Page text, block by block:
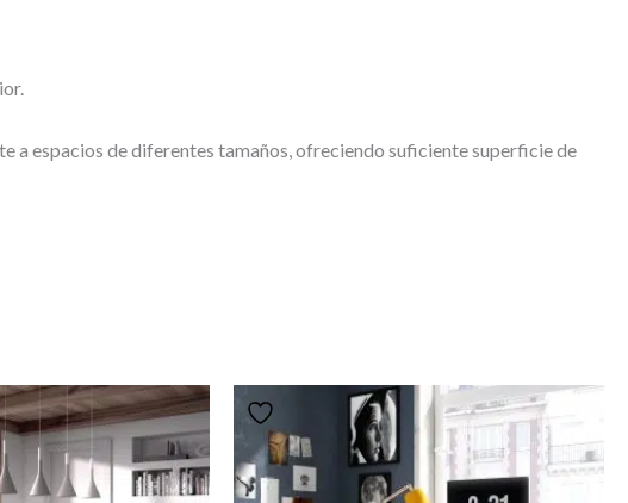
a espacios de diferentes tamaños, ofreciendo suficiente superficie de